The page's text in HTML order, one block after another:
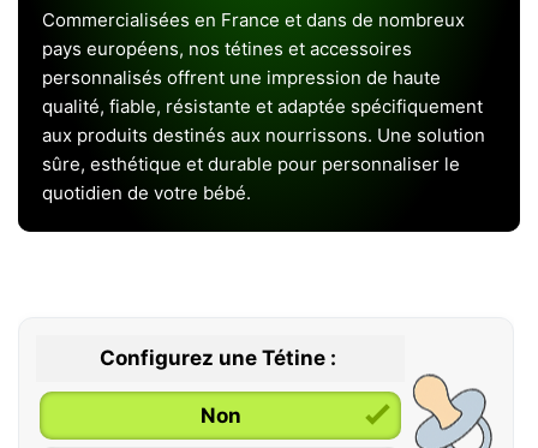
Commercialisées en France et dans de nombreux
pays européens, nos tétines et accessoires
personnalisés offrent une impression de haute
qualité, fiable, résistante et adaptée spécifiquement
aux produits destinés aux nourrissons. Une solution
sûre, esthétique et durable pour personnaliser le
quotidien de votre bébé.
Configurez une Tétine :
Non